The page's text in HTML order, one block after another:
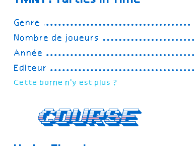
Genre
Nombre de joueurs
Année
Editeur
Cette borne n'y est plus ?
Course